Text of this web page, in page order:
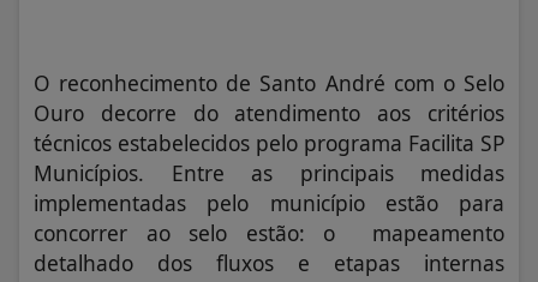
O reconhecimento de Santo André com o Selo
Ouro decorre do atendimento aos critérios
técnicos estabelecidos pelo programa Facilita SP
Municípios. Entre as principais medidas
implementadas pelo município estão para
concorrer ao selo estão: o mapeamento
detalhado dos fluxos e etapas internas